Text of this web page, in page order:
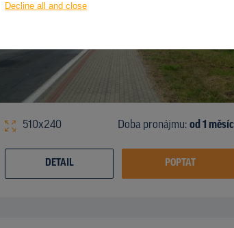
Decline all and close
510x240 Doba pronájmu: od 1
DETAIL POPTAT